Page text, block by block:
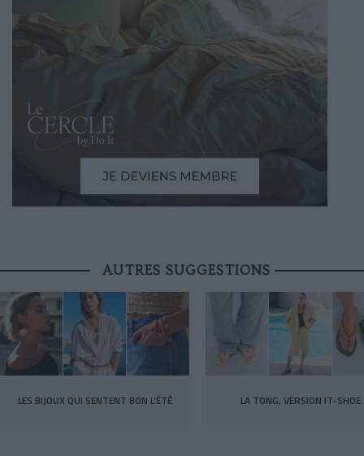
AUTRES SUGGESTIONS
LES BIJOUX QUI SENTENT BON L’ÉTÉ LA TONG, VERSION IT-SHOE